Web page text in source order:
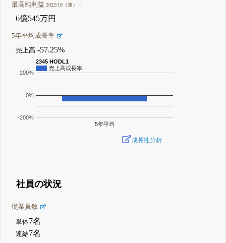
最高純利益2022/10（連）
6億545万円
5年平均成長率
売上高 -57.25%
2345 HODL1
売上高成長率
5年平均
-200%
0%
200%
成長性分析
社員の状況
従業員数
単体7名
連結7名